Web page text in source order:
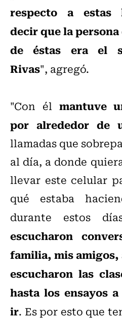
respecto a estas
decir que la
de éstas era el
Rivas", agregó.
"Con él mantuve
por alrededor de
llamadas que
al día, a donde
llevar este celular
qué estaba
durante estos
escucharon
familia, mis amigos,
escucharon las
hasta los ensayos
ir. Es por esto que